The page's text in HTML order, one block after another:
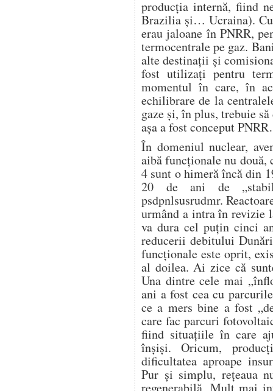
producția internă, fiind
Brazilia și… Ucraina).
erau jaloane în PNRR,
termocentrale pe gaz.
alte destinații și
fost utilizați pentru
momentul în care, în
echilibrare de la
gaze și, în plus, trebuie
așa a fost conceput
În domeniul nuclear,
aibă funcționale nu două,
4 sunt o himeră încă din
20 de ani de
psdpnlsusrudmr.
urmând a intra în revizie
va dura cel puțin cinci
reducerii debitului
funcționale este oprit,
al doilea. Ai zice că
Una dintre cele mai
ani a fost cea cu
ce a mers bine a fost
care fac parcuri
fiind situațiile în care
înșiși. Oricum,
dificultatea aproape
Pur și simplu, rețeaua
regenerabilă. Mult mai